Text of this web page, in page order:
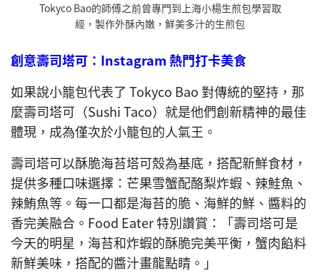
Tokyco Bao的師傅之前曾專門到上海小楊生煎包學習取
經，製作外酥內嫩，鮮美多汁的生煎包
創意壽司塔可： Instagram 熱門打卡美食
如果說小籠包代表了 Tokyco Bao 對傳統的堅持，那
麼壽司塔可（Sushi Taco）就是他們創新精神的最佳
體現，成為僅次於小籠包的人氣王。
壽司塔可以酥脆海苔塔可殼為基底，搭配新鮮食材，
提供多種口味選擇：芒果雪蟹配酪梨炸蝦、辣鮭魚、
辣鮪魚等。每一口都是海苔的脆、海鮮的鮮、醬料的
香完美融合。Food Eater 特別讚賞：「壽司塔可是
今天的明星，海苔和炸蝦的酥脆完美平衡，蟹肉餡料
新鮮美味，搭配的醬汁畫龍點睛。」